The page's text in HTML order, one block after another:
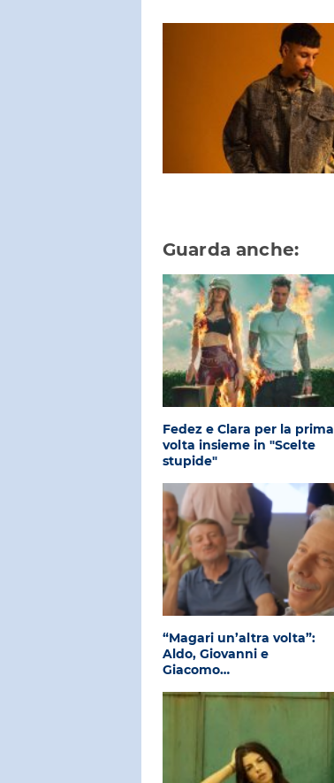
Guarda anche:
Fedez e Clara per la prima
volta insieme in "Scelte
stupide"
“Magari un’altra volta”:
Aldo, Giovanni e
Giacomo…